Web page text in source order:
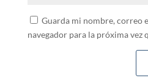
Guarda mi nombre, correo
navegador para la próxima vez